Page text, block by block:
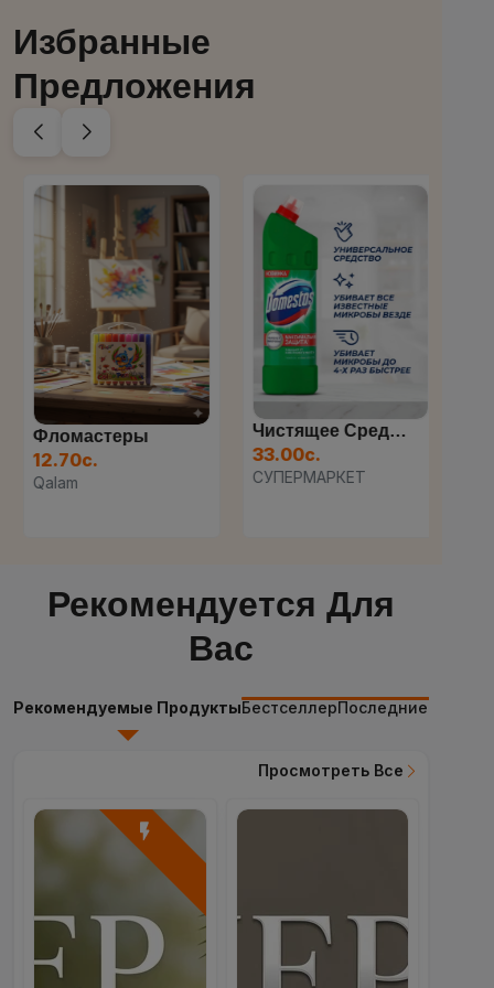
Избранные
Предложения
Фломастеры
12.70с.
Qalam
Чистящее Средство Domesto...
33.00с.
СУПЕРМАРКЕТ
Рекомендуется Для
Вас
Рекомендуемые ПродуктыБестселлерПоследние
Просмотреть Все